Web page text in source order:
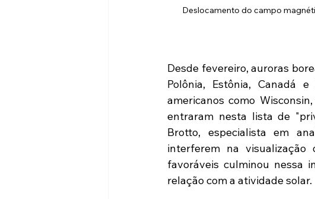
Deslocamento do campo
Desde fevereiro, auroras
Polônia, Estônia, Canadá
americanos como
entraram nesta lista de
Brotto, especialista em
interferem na
favoráveis culminou nessa
relação com a atividade solar.